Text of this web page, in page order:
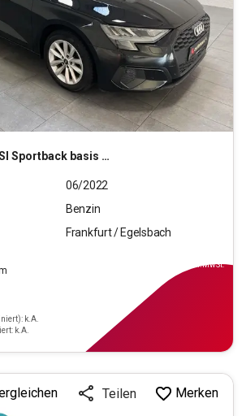
basis MHEV (EURO 6d)
06/2022
Benzin
Frankfurt / Egelsbach
k.A.
k.A.
inkl.MwSt.
Teilen Merken